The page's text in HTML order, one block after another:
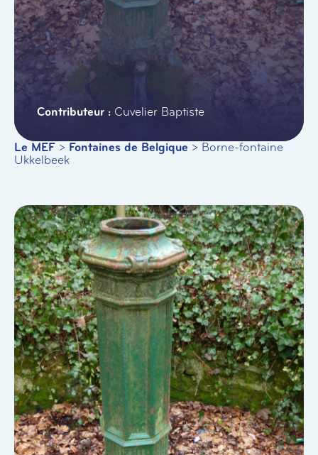
Cuvelier Baptiste
Le MEF > Fontaines de Belgique > Borne-fontaine
Ukkelbeek